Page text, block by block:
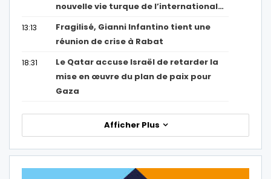
nouvelle vie turque de l’international…
13:13
Fragilisé, Gianni Infantino tient une
réunion de crise à Rabat
18:31
Le Qatar accuse Israël de retarder la
mise en œuvre du plan de paix pour
Gaza
Afficher Plus